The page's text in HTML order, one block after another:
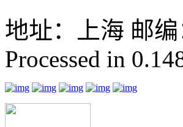
地址：上海 邮编
Processed in